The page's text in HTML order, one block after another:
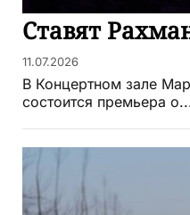
Ставят
11.07.2026
В Концертном зале
состоится премьера